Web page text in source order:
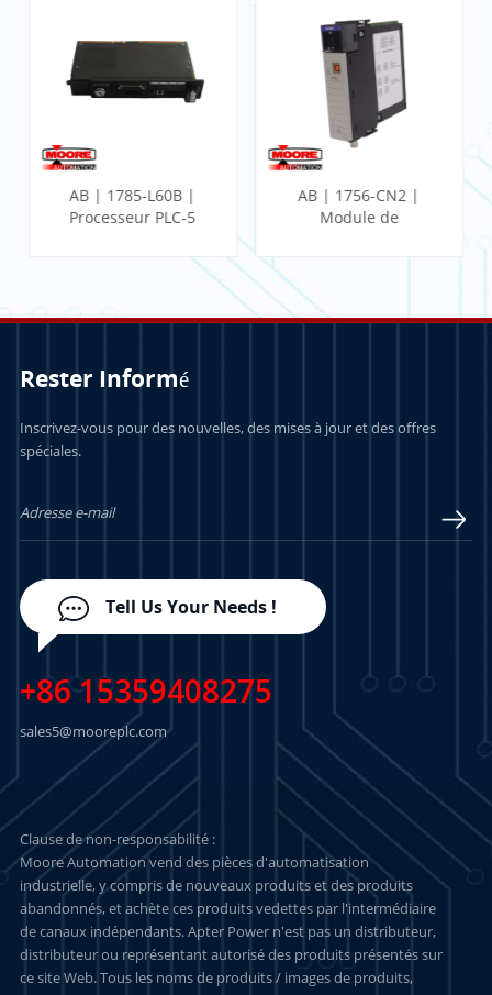
AB | 1785-L60B |
Processeur PLC-5
AB | 1756-CN2 |
Module de
Rester Informé
Inscrivez-vous pour des nouvelles, des mises à jour et des offres
spéciales.
Tell Us Your Needs !
+86 15359408275
sales5@mooreplc.com
Clause de non-responsabilité :
Moore Automation vend des pièces d'automatisation
industrielle, y compris de nouveaux produits et des produits
abandonnés, et achète ces produits vedettes par l'intermédiaire
de canaux indépendants. Apter Power n'est pas un distributeur,
distributeur ou représentant autorisé des produits présentés sur
ce site Web. Tous les noms de produits / images de produits,